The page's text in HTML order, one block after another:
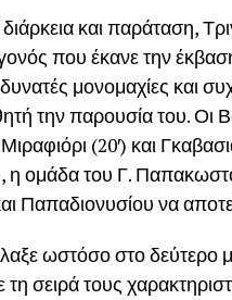
διάρκεια και παράταση,
που έκανε την
μονομαχίες και
την παρουσία του. Οι
(20′) και
ομάδα του Γ.
Παπαδιονυσίου να
ωστόσο στο
τη σειρά τους